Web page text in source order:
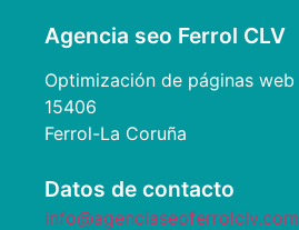
Agencia seo Ferrol CLV
Optimización de páginas web
15406
Ferrol-La Coruña
Datos de contacto
info@agenciaseoferrolclv.com